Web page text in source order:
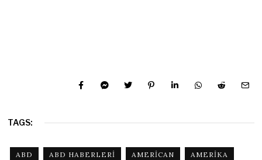
TAGS:
ABD ABD HABERLERI AMERICAN
AMERIKA